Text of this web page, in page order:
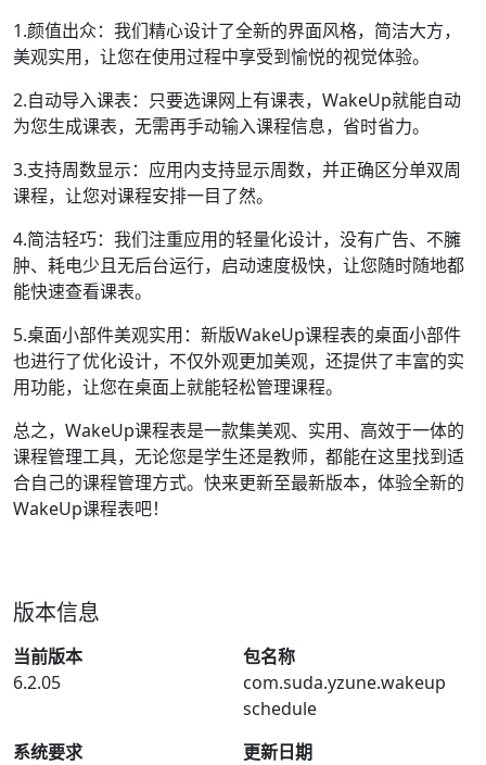
1.颜值出众：我们精心设计了全新的界面风格，简洁大方，
美观实用，让您在使用过程中享受到愉悦的视觉体验。
2.自动导入课表：只要选课网上有课表，WakeUp就能自动
为您生成课表，无需再手动输入课程信息，省时省力。
3.支持周数显示：应用内支持显示周数，并正确区分单双周
课程，让您对课程安排一目了然。
4.简洁轻巧：我们注重应用的轻量化设计，没有广告、不臃
肿、耗电少且无后台运行，启动速度极快，让您随时随地都
能快速查看课表。
5.桌面小部件美观实用：新版WakeUp课程表的桌面小部件
也进行了优化设计，不仅外观更加美观，还提供了丰富的实
用功能，让您在桌面上就能轻松管理课程。
总之，WakeUp课程表是一款集美观、实用、高效于一体的
课程管理工具，无论您是学生还是教师，都能在这里找到适
合自己的课程管理方式。快来更新至最新版本，体验全新的
WakeUp课程表吧！
版本信息
当前版本
6.2.05
包名称
com.suda.yzune.wakeup
schedule
系统要求
更新日期